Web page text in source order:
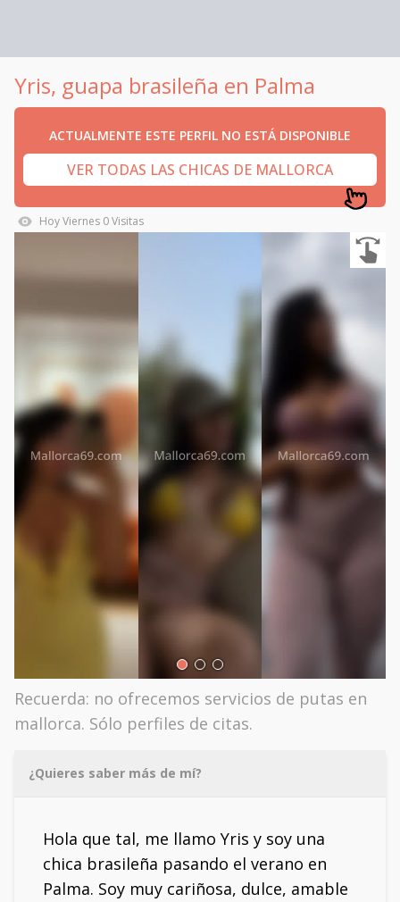
Yris, guapa brasileña en Palma
ACTUALMENTE ESTE PERFIL NO ESTÁ DISPONIBLE
VER TODAS LAS CHICAS DE MALLORCA
HoyViernes 0Visitas
Recuerda: no ofrecemos servicios de putas en
mallorca. Sólo perfiles de citas.
¿Quieres saber más de mí?
Hola que tal, me llamo Yris y soy una
chica brasileña pasando el verano en
Palma. Soy muy cariñosa, dulce, amable